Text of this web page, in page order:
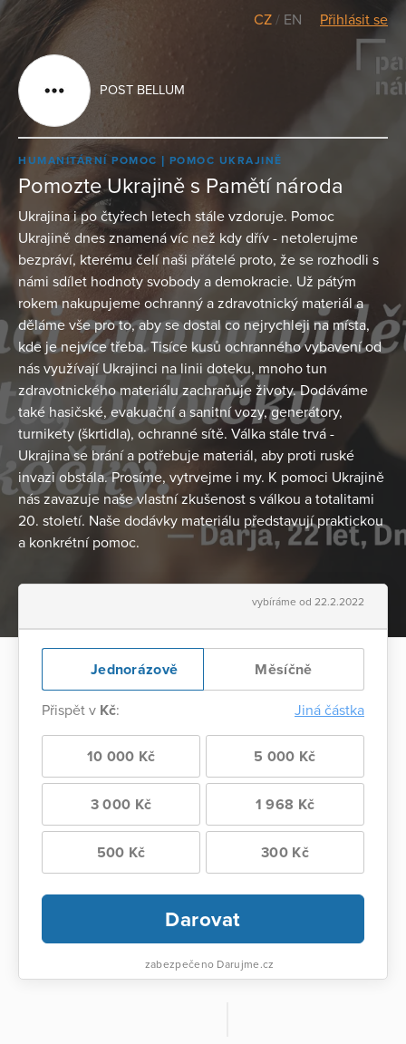
CZ / EN Přihlásit se
POST BELLUM
HUMANITÁRNÍ POMOC POMOC UKRAJINĚ
Pomozte Ukrajině s Pamětí národa
Ukrajina i po čtyřech letech stále vzdoruje. Pomoc
Ukrajině dnes znamená víc než kdy dřív - netolerujme
bezpráví, kterému čelí naši přátelé proto, že se rozhodli s
námi sdílet hodnoty svobody a demokracie. Už pátým
rokem nakupujeme ochranný a zdravotnický materiál a
děláme vše pro to, aby se dostal co nejrychleji na místa,
kde je nejvíce třeba. Tisíce kusů ochranného vybavení od
nás využívají Ukrajinci na linii doteku, mnoho tun
zdravotnického materiálu zachraňuje životy. Dodáváme
také hasičské, evakuační a sanitní vozy, generátory,
turnikety (škrtidla), ochranné sítě. Válka stále trvá -
Ukrajina se brání a potřebuje materiál, aby proti ruské
invazi obstála. Prosíme, vytrvejme i my. K pomoci Ukrajině
nás zavazuje naše vlastní zkušenost s válkou a totalitami
20. století. Naše dodávky materiálu představují praktickou
a konkrétní pomoc.
vybíráme od 22.2.2022
Jednorázově Měsíčně
Přispět v Kč: Jiná částka
10 000 Kč 5 000 Kč
3 000 Kč 1 968 Kč
500 Kč 300 Kč
Darovat
zabezpečeno Darujme.cz